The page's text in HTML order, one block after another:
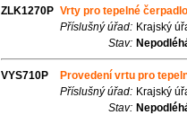
ZLK1270P Vrty pro tepelné
Příslušný úřad: Krajský
Stav:
VYS710P
Provedení vrtu pro
Příslušný úřad: Krajský
Stav: